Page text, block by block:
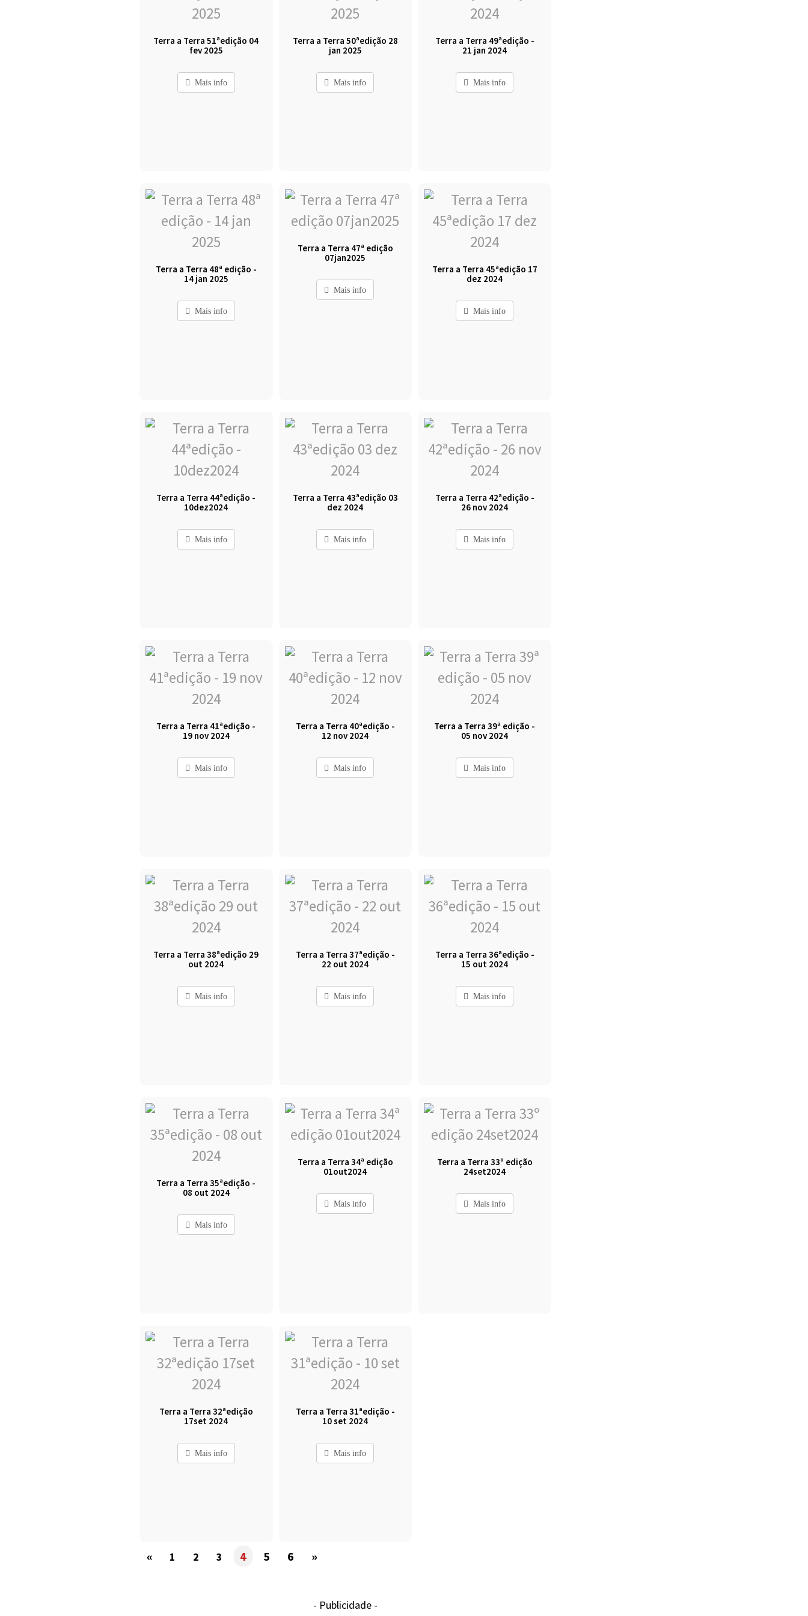
Terra a Terra 51ªedição 04
fev 2025
Mais info
Terra a Terra 50ªedição 28
jan 2025
Mais info
Terra a Terra 49ªedição -
21 jan 2024
Mais info
Terra a Terra 48ª edição -
14 jan 2025
Mais info
Terra a Terra 47ª edição
07jan2025
Mais info
Terra a Terra 45ªedição 17
dez 2024
Mais info
Terra a Terra 44ªedição -
10dez2024
Mais info
Terra a Terra 43ªedição 03
dez 2024
Mais info
Terra a Terra 42ªedição -
26 nov 2024
Mais info
Terra a Terra 41ªedição -
19 nov 2024
Mais info
Terra a Terra 40ªedição -
12 nov 2024
Mais info
Terra a Terra 39ª edição -
05 nov 2024
Mais info
Terra a Terra 38ªedição 29
out 2024
Mais info
Terra a Terra 37ªedição -
22 out 2024
Mais info
Terra a Terra 36ªedição -
15 out 2024
Mais info
Terra a Terra 35ªedição -
08 out 2024
Mais info
Terra a Terra 34ª edição
01out2024
Mais info
Terra a Terra 33º edição
24set2024
Mais info
Terra a Terra 32ªedição
17set 2024
Mais info
Terra a Terra 31ªedição -
10 set 2024
Mais info
« 1 2 3 4 5 6 »
- Publicidade -